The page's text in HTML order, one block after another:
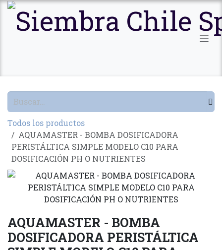
Ir al contenido
Todos los productos
AQUAMASTER - BOMBA DOSIFICADORA
PERISTÁLTICA SIMPLE MODELO C10 PARA
DOSIFICACIÓN PH O NUTRIENTES
AQUAMASTER - BOMBA
DOSIFICADORA PERISTÁLTICA